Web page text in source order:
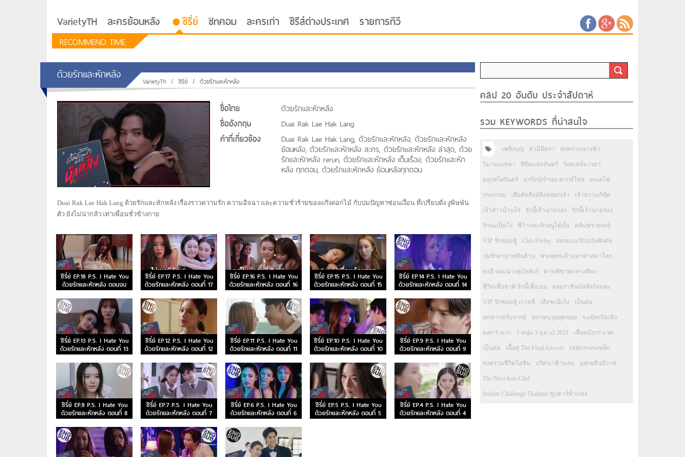
VarietyTH ละครย้อนหลัง ซีรี่ย์ ซิทคอม ละครเก่า ซีรีส์ต่างประเทศ รายการทีวี
RECOMMEND TIME
รักอยู่ประตูถัดไป
ซีรีย์เกาหลี Love Next Door ซับไทย
ด้วยรักและหักหลัง VarietyTh / ซีรี่ย์ / ด้วยรักและหักหลัง
ชื่อไทย
ด้วยรักและหักหลัง
ชื่ออังกฤษ
Duai Rak Lae Hak Lang
คำที่เกี่ยวข้อง
Duai Rak Lae Hak Lang, ด้วยรักและหักหลัง, ด้วยรักและหักหลัง
ย้อนหลัง, ด้วยรักและหักหลัง ละคร, ด้วยรักและหักหลัง ล่าสุด, ด้วย
รักและหักหลัง rerun, ด้วยรักและหักหลัง เต็มเรื่อง, ด้วยรักและหัก
หลัง ทุกตอน, ด้วยรักและหักหลัง ย้อนหลังทุกตอน
Duai Rak Lae Hak Lang ด้วยรักและหักหลัง เรื่องราวความรัก ความอิจฉา และความชั่วร้ายของแก๊งดอกไม้ กับปมปัญหาซ่อนเงื่อน ที่เปรียบดั่ง งูพิษพัน
ตัว ยังไม่น่ากลัว เท่าเพื่อนชั่วข้างกาย
ซีรี่ย์ EP.18 P.S. I Hate You
ด้วยรักและหักหลัง ตอนจบ
ซีรี่ย์ EP.17 P.S. I Hate You
ด้วยรักและหักหลัง ตอนที่ 17
ซีรี่ย์ EP.16 P.S. I Hate You
ด้วยรักและหักหลัง ตอนที่ 16
ซีรี่ย์ EP.15 P.S. I Hate You
ด้วยรักและหักหลัง ตอนที่ 15
ซีรี่ย์ EP.14 P.S. I Hate You
ด้วยรักและหักหลัง ตอนที่ 14
ซีรี่ย์ EP.13 P.S. I Hate You
ด้วยรักและหักหลัง ตอนที่ 13
ซีรี่ย์ EP.12 P.S. I Hate You
ด้วยรักและหักหลัง ตอนที่ 12
ซีรี่ย์ EP.11 P.S. I Hate You
ด้วยรักและหักหลัง ตอนที่ 11
ซีรี่ย์ EP.10 P.S. I Hate You
ด้วยรักและหักหลัง ตอนที่ 10
ซีรี่ย์ EP.9 P.S. I Hate You
ด้วยรักและหักหลัง ตอนที่ 9
ซีรี่ย์ EP.8 P.S. I Hate You
ด้วยรักและหักหลัง ตอนที่ 8
ซีรี่ย์ EP.7 P.S. I Hate You
ด้วยรักและหักหลัง ตอนที่ 7
ซีรี่ย์ EP.6 P.S. I Hate You
ด้วยรักและหักหลัง ตอนที่ 6
ซีรี่ย์ EP.5 P.S. I Hate You
ด้วยรักและหักหลัง ตอนที่ 5
ซีรี่ย์ EP.4 P.S. I Hate You
ด้วยรักและหักหลัง ตอนที่ 4
คลิป 20 อันดับ ประจำสัปดาห์
รวม KEYWORDS ที่น่าสนใจ
เพลิงบุญ สามีตีตรา สงครามนางฟ้า
วิมานเมขลา ลิขิตแห่งจันทร์ ร้อยเล่ห์มารยา
มธุรสโลกันตร์ ปรปักษ์จำนน พากย์ไทย ทะเลไฟ
กรงกรรม เสือตัดสิงห์ลิงหลอกเจ้า เจ้าสาวแก้ขัด
เจ้าสาวบ้านไร่ รักนี้เจ้านายจอง รักนี้เจ้านายจอง
รักนะเป็ดโง่ พี่ว้ากคะรักหนูได้มั้ย คลับฟรายเดย์
VIP รักซ่อนชู้ Club Friday ออกแบบรักฉบับพิเศษ
วุ่นรักทายาทพันล้าน พระพุทธเจ้ามหาศาสดาโลก
ทงอี จอมนางคู่บัลลังก์ ดาบพิฆาตกลางหิมะ
ชีวิตเพื่อชาติ รักนี้เพื่อเธอ จอมราชันบัลลังก์อมตะ
VIP รักซ่อนชู้ เกาหลี เสือชะนีเก้ง เป็นต่อ
หกฉากครับจารย์ สุภาพบุรุษสุดซอย ระเบิดเถิดเทิง
ตลก 6 ฉาก 3 หนุ่ม 3 มุม x2 2021 เลือดมังกร แรด
เป็นต่อ เนื้อคู่ The Final Answer เชฟกระทะเหล็ก
สงครามชีวิตโอชิน ปริศนาฟ้าแลบ บุพเพสันนิวาส
The Next Iron Chef
Infinite Challenge Thailand ซุปตาร์ท้าแข่ง